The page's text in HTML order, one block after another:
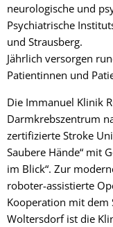
neurologische und
Psychiatrische
und Strausberg.
Jährlich versorgen
Patientinnen und
Die Immanuel Klinik
Darmkrebszentrum
zertifizierte Stroke
Saubere Hände“ mit
im Blick“. Zur
roboter-assistierte
Kooperation mit dem
Woltersdorf ist die